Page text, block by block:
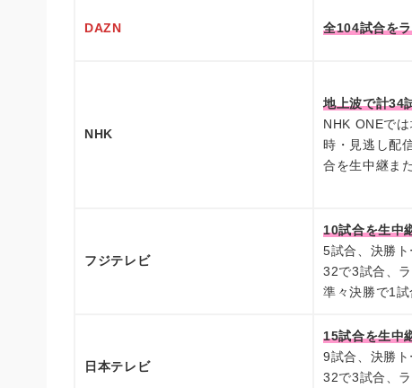
DAZN 全104試合を
NHK
地上波で計34
NHK ONEで
時・見逃し配
合を生中継ま
フジテレビ
10試合を生中
5試合、決勝
32で3試合、
準々決勝で1試
日本テレビ
15試合を生中
9試合、決勝
32で3試合、